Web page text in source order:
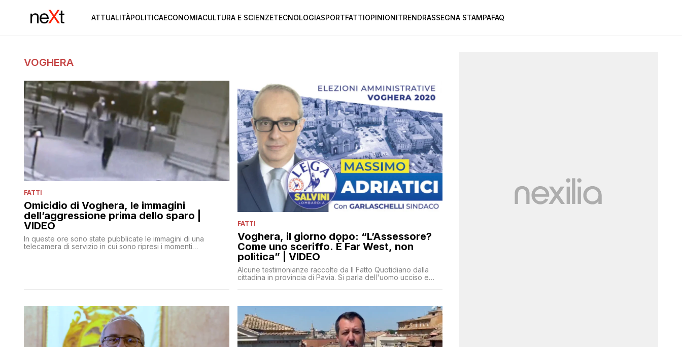
ATTUALITÀPOLITICAECONOMIACULTURA E SCIENZETECNOLOGIASPORTFATTIOPINIONITRENDRASSEGNA STAMPAFAQ
VOGHERA
FATTI
Omicidio di Voghera, le immagini
dell’aggressione prima dello sparo |
VIDEO
In queste ore sono state pubblicate le immagini di una
telecamera di servizio in cui sono ripresi i momenti
FATTI
Voghera, il giorno dopo: “L’Assessore?
Come uno sceriffo. È Far West, non
politica” | VIDEO
Alcune testimonianze raccolte da Il Fatto Quotidiano dalla
cittadina in provincia di Pavia. Si parla dell'uomo ucciso e